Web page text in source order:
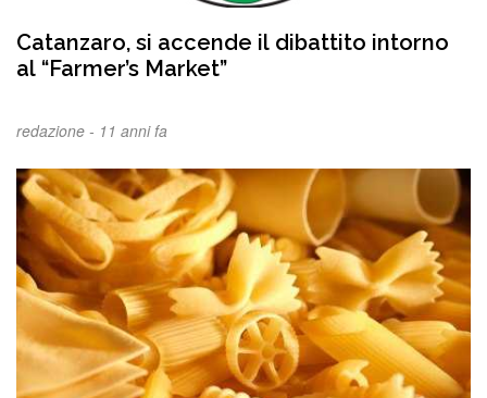
Catanzaro, si accende il dibattito intorno
al “Farmer’s Market”
redazione - 11 anni fa